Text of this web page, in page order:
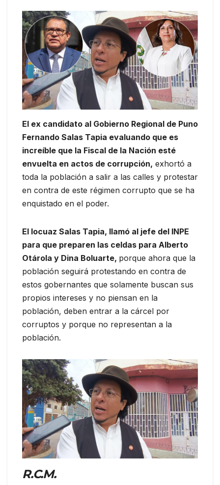
El ex candidato al Gobierno Regional de Puno
Fernando Salas Tapia evaluando que es
increíble que la Fiscal de la Nación esté
envuelta en actos de corrupción, exhortó a
toda la población a salir a las calles y protestar
en contra de este régimen corrupto que se ha
enquistado en el poder.
El locuaz Salas Tapia, llamó al jefe del INPE
para que preparen las celdas para Alberto
Otárola y Dina Boluarte, porque ahora que la
población seguirá protestando en contra de
estos gobernantes que solamente buscan sus
propios intereses y no piensan en la
población, deben entrar a la cárcel por
corruptos y porque no representan a la
población.
R.C.M.